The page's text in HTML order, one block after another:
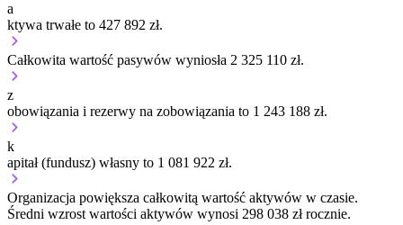
a
ktywa trwałe to 427 892 zł.
Całkowita wartość pasywów wyniosła 2 325 110 zł.
z
obowiązania i rezerwy na zobowiązania to 1 243 188 zł.
k
apitał (fundusz) własny to 1 081 922 zł.
Organizacja powiększa całkowitą wartość aktywów w czasie.
Średni wzrost wartości aktywów wynosi 298 038 zł rocznie.